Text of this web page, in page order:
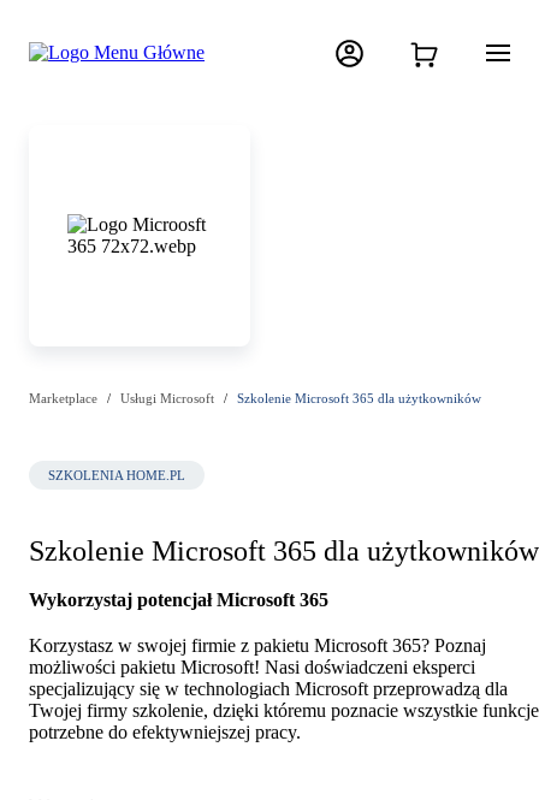
Marketplace Usługi Microsoft Szkolenie Microsoft 365 dla użytkowników
SZKOLENIA HOME.PL
Szkolenie Microsoft 365 dla użytkowników
Wykorzystaj potencjał Microsoft 365
Korzystasz w swojej firmie z pakietu Microsoft 365? Poznaj
możliwości pakietu Microsoft! Nasi doświadczeni eksperci
specjalizujący się w technologiach Microsoft przeprowadzą dla
Twojej firmy szkolenie, dzięki któremu poznacie wszystkie funkcje
potrzebne do efektywniejszej pracy.